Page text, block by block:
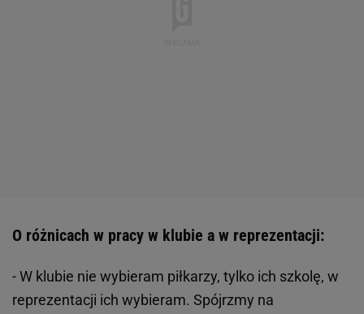
O różnicach w pracy w klubie a w reprezentacji:
- W klubie nie wybieram piłkarzy, tylko ich szkolę, w
reprezentacji ich wybieram. Spójrzmy na